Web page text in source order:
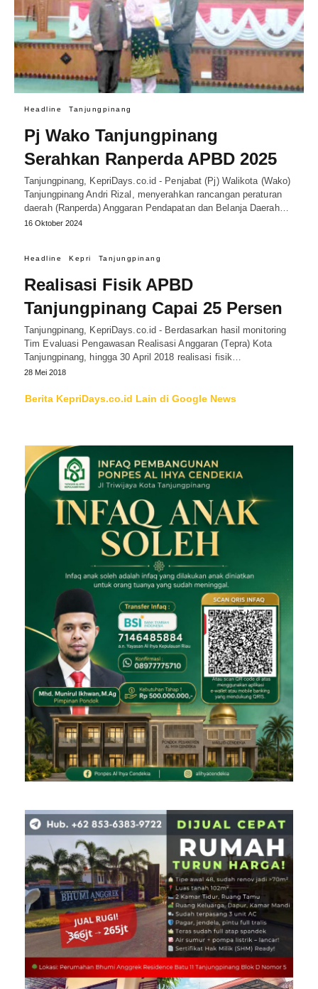
Headline Tanjungpinang
Pj Wako Tanjungpinang
Serahkan Ranperda APBD 2025
Tanjungpinang, KepriDays.co.id - Penjabat (Pj) Walikota (Wako)
Tanjungpinang Andri Rizal, menyerahkan rancangan peraturan
daerah (Ranperda) Anggaran Pendapatan dan Belanja Daerah…
16 Oktober 2024
Headline Kepri Tanjungpinang
Realisasi Fisik APBD
Tanjungpinang Capai 25 Persen
Tanjungpinang, KepriDays.co.id - Berdasarkan hasil monitoring
Tim Evaluasi Pengawasan Realisasi Anggaran (Tepra) Kota
Tanjungpinang, hingga 30 April 2018 realisasi fisik…
28 Mei 2018
Berita KepriDays.co.id Lain di Google News